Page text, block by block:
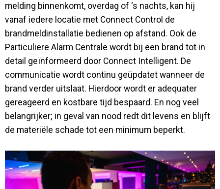
melding binnenkomt, overdag of ‘s nachts, kan hij
vanaf iedere locatie met Connect Control de
brandmeldinstallatie bedienen op afstand. Ook de
Particuliere Alarm Centrale wordt bij een brand tot in
detail geïnformeerd door Connect Intelligent. De
communicatie wordt continu geüpdatet wanneer de
brand verder uitslaat. Hierdoor wordt er adequater
gereageerd en kostbare tijd bespaard. En nog veel
belangrijker; in geval van nood redt dit levens en blijft
de materiële schade tot een minimum beperkt.